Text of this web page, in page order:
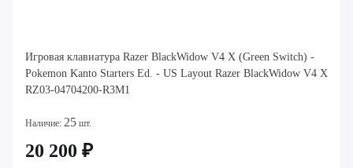
Игровая клавиатура Razer BlackWidow V4 X (Green Switch) -
Pokemon Kanto Starters Ed. - US Layout Razer BlackWidow V4 X
RZ03-04704200-R3M1
Наличие: 25 шт.
20 200 ₽